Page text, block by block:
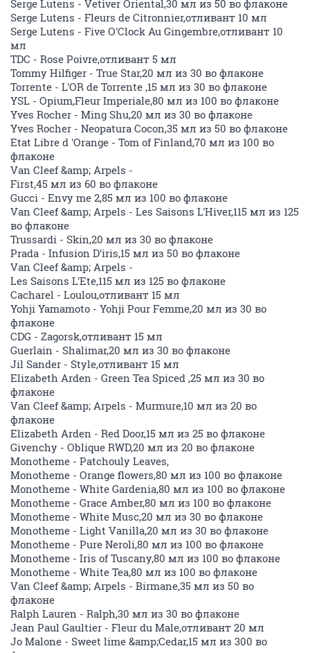
Serge Lutens - Vetiver Oriental,30 мл из 50 во флаконе
Serge Lutens - Fleurs de Citronnier,отливант 10 мл
Serge Lutens - Five O'Clock Au Gingembre,отливант 10
мл
TDC - Rose Poivre,отливант 5 мл
Tommy Hilfiger - True Star,20 мл из 30 во флаконе
Torrente - L'OR de Torrente ,15 мл из 30 во флаконе
YSL - Opium,Fleur Imperiale,80 мл из 100 во флаконе
Yves Rocher - Ming Shu,20 мл из 30 во флаконе
Yves Rocher - Neopatura Cocon,35 мл из 50 во флаконе
Etat Libre d 'Orange - Tom of Finland,70 мл из 100 во
флаконе
Van Cleef &amp; Arpels -
First,45 мл из 60 во флаконе
Gucci - Envy me 2,85 мл из 100 во флаконе
Van Cleef &amp; Arpels - Les Saisons L'Hiver,115 мл из 125
во флаконе
Trussardi - Skin,20 мл из 30 во флаконе
Prada - Infusion D'iris,15 мл из 50 во флаконе
Van Cleef &amp; Arpels -
Les Saisons L'Ete,115 мл из 125 во флаконе
Cacharel - Loulou,отливант 15 мл
Yohji Yamamoto - Yohji Pour Femme,20 мл из 30 во
флаконе
CDG - Zagorsk,отливант 15 мл
Guerlain - Shalimar,20 мл из 30 во флаконе
Jil Sander - Style,отливант 15 мл
Elizabeth Arden - Green Tea Spiced ,25 мл из 30 во
флаконе
Van Cleef &amp; Arpels - Murmure,10 мл из 20 во
флаконе
Elizabeth Arden - Red Door,15 мл из 25 во флаконе
Givenchy - Oblique RWD,20 мл из 20 во флаконе
Monotheme - Patchouly Leaves,
Monotheme - Orange flowers,80 мл из 100 во флаконе
Monotheme - White Gardenia,80 мл из 100 во флаконе
Monotheme - Grace Amber,80 мл из 100 во флаконе
Monotheme - White Musc,20 мл из 30 во флаконе
Monotheme - Light Vanilla,20 мл из 30 во флаконе
Monotheme - Pure Neroli,80 мл из 100 во флаконе
Monotheme - Iris of Tuscany,80 мл из 100 во флаконе
Monotheme - White Tea,80 мл из 100 во флаконе
Van Cleef &amp; Arpels - Birmane,35 мл из 50 во
флаконе
Ralph Lauren - Ralph,30 мл из 30 во флаконе
Jean Paul Gaultier - Fleur du Male,отливант 20 мл
Jo Malone - Sweet lime &amp;Cedar,15 мл из 300 во